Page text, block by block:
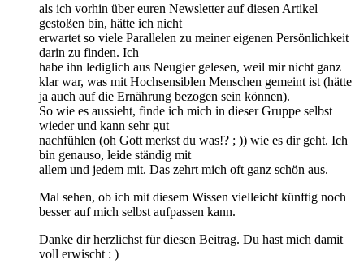
als ich vorhin über euren Newsletter auf diesen Artikel
gestoßen bin, hätte ich nicht
erwartet so viele Parallelen zu meiner eigenen Persönlichkeit
darin zu finden. Ich
habe ihn lediglich aus Neugier gelesen, weil mir nicht ganz
klar war, was mit Hochsensiblen Menschen gemeint ist (hätte
ja auch auf die Ernährung bezogen sein können).
So wie es aussieht, finde ich mich in dieser Gruppe selbst
wieder und kann sehr gut
nachfühlen (oh Gott merkst du was!? ; )) wie es dir geht. Ich
bin genauso, leide ständig mit
allem und jedem mit. Das zehrt mich oft ganz schön aus.
Mal sehen, ob ich mit diesem Wissen vielleicht künftig noch
besser auf mich selbst aufpassen kann.
Danke dir herzlichst für diesen Beitrag. Du hast mich damit
voll erwischt : )